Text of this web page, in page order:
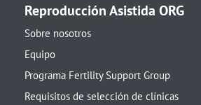
Reproducción Asistida ORG
Sobre nosotros
Equipo
Programa Fertility Support Group
Requisitos de selección de clínicas